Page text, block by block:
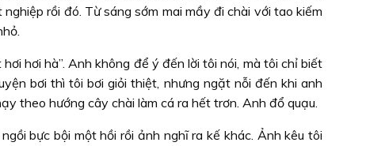
rồi đó. Từ sáng sớm mai mầy đi chài với tao kiếm
hơi hà”. Anh không để ý đến lời tôi nói, mà tôi chỉ biết
bơi thì tôi bơi giỏi thiệt, nhưng ngặt nỗi đến khi anh
theo hướng cây chài làm cá ra hết trơn. Anh đổ quạu.
bực bội một hồi rồi ảnh nghĩ ra kế khác. Ảnh kêu tôi